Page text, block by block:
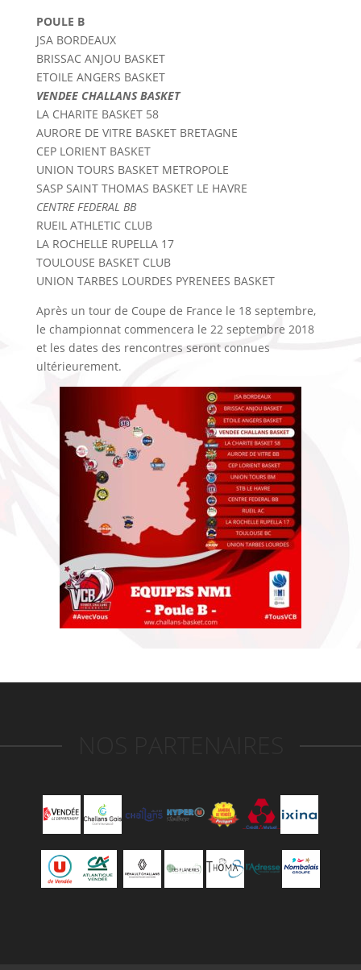
POULE B
JSA BORDEAUX
BRISSAC ANJOU BASKET
ETOILE ANGERS BASKET
VENDEE CHALLANS BASKET
LA CHARITE BASKET 58
AURORE DE VITRE BASKET BRETAGNE
CEP LORIENT BASKET
UNION TOURS BASKET METROPOLE
SASP SAINT THOMAS BASKET LE HAVRE
CENTRE FEDERAL BB
RUEIL ATHLETIC CLUB
LA ROCHELLE RUPELLA 17
TOULOUSE BASKET CLUB
UNION TARBES LOURDES PYRENEES BASKET
Après un tour de Coupe de France le 18 septembre,
le championnat commencera le 22 septembre 2018
et les dates des rencontres seront connues
ultérieurement.